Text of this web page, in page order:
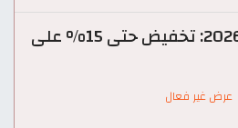
كود خصم فلاي ان 2026: تخفيض حتى 15% على
عرض غير فعال